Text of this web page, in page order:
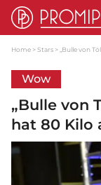
Home Stars „Bulle von
Wow
„Bulle von
hat 80 Kilo